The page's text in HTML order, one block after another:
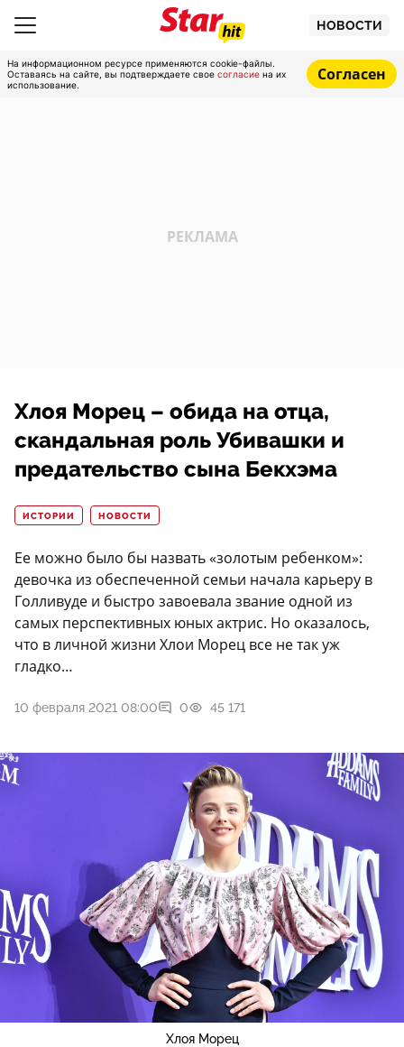
НОВОСТИ
На информационном ресурсе применяются cookie-файлы.
Оставаясь на сайте, вы подтверждаете свое согласие на их
использование.
Согласен
Хлоя Морец – обида на отца,
скандальная роль Убивашки и
предательство сына Бекхэма
ИСТОРИИ НОВОСТИ
Ее можно было бы назвать «золотым ребенком»:
девочка из обеспеченной семьи начала карьеру в
Голливуде и быстро завоевала звание одной из
самых перспективных юных актрис. Но оказалось,
что в личной жизни Хлои Морец все не так уж
гладко…
10 февраля 2021 08:00 0 45 171
Хлоя Морец